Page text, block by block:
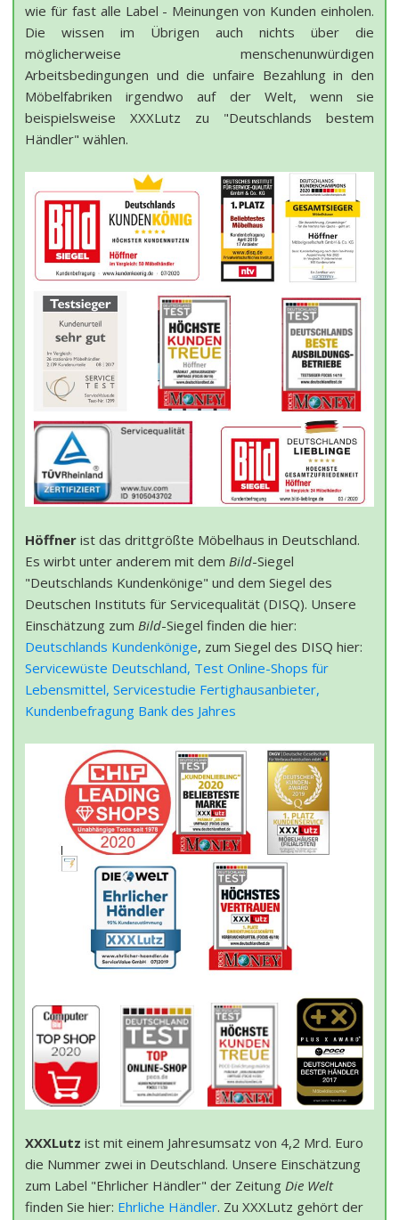
wie für fast alle Label - Meinungen von Kunden einholen.
Die wissen im Übrigen auch nichts über die
möglicherweise menschenunwürdigen
Arbeitsbedingungen und die unfaire Bezahlung in den
Möbelfabriken irgendwo auf der Welt, wenn sie
beispielsweise XXXLutz zu "Deutschlands bestem
Händler" wählen.
Höffner ist das drittgrößte Möbelhaus in Deutschland.
Es wirbt unter anderem mit dem Bild-Siegel
"Deutschlands Kundenkönige" und dem Siegel des
Deutschen Instituts für Servicequalität (DISQ). Unsere
Einschätzung zum Bild-Siegel finden die hier:
Deutschlands Kundenkönige, zum Siegel des DISQ hier:
Servicewüste Deutschland, Test Online-Shops für
Lebensmittel, Servicestudie Fertighausanbieter,
Kundenbefragung Bank des Jahres
XXXLutz ist mit einem Jahresumsatz von 4,2 Mrd. Euro
die Nummer zwei in Deutschland. Unsere Einschätzung
zum Label "Ehrlicher Händler" der Zeitung Die Welt
finden Sie hier: Ehrliche Händler. Zu XXXLutz gehört der